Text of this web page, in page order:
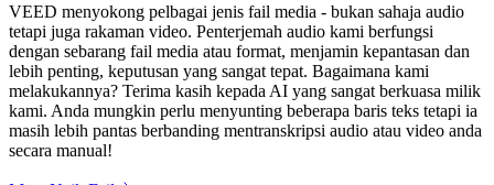
VEED menyokong pelbagai jenis fail media - bukan sahaja audio
tetapi juga rakaman video. Penterjemah audio kami berfungsi
dengan sebarang fail media atau format, menjamin kepantasan dan
lebih penting, keputusan yang sangat tepat. Bagaimana kami
melakukannya? Terima kasih kepada AI yang sangat berkuasa milik
kami. Anda mungkin perlu menyunting beberapa baris teks tetapi ia
masih lebih pantas berbanding mentranskripsi audio atau video anda
secara manual!